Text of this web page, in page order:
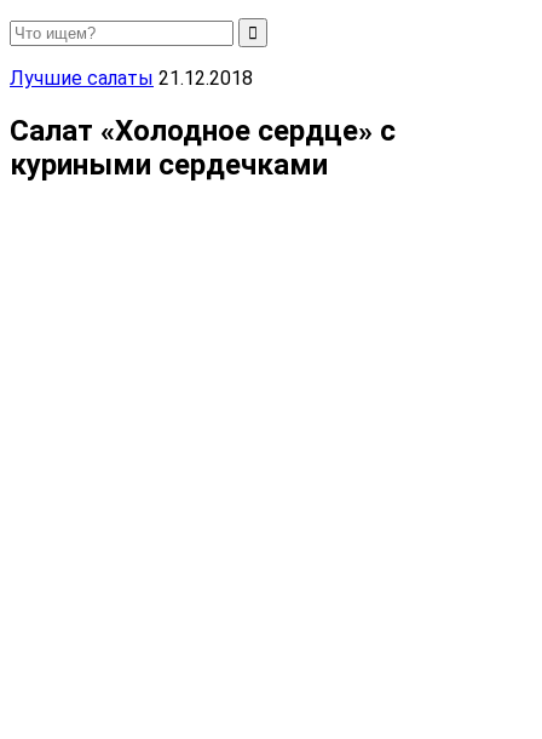
Лучшие салаты 21.12.2018
Салат «Холодное сердце» с
куриными сердечками